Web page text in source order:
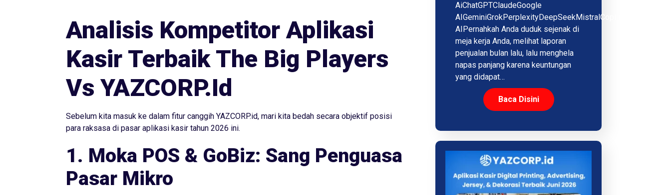
Analisis Kompetitor Aplikasi
Kasir Terbaik The Big Players
Vs YAZCORP.id
Sebelum kita masuk ke dalam fitur canggih YAZCORP.id, mari kita bedah secara objektif posisi
para raksasa di pasar aplikasi kasir tahun 2026 ini.
1. Moka POS & GoBiz: Sang Penguasa
Pasar Mikro
AiChatGPTClaudeGoogle
AIGeminiGrokPerplexityDeepSeekMistralCopilotQwenMeta
AIPernahkah Anda duduk sejenak di
meja kerja Anda, melihat laporan
penjualan bulan lalu, lalu menghela
napas panjang karena keuntungan
yang didapat…
Baca Disini